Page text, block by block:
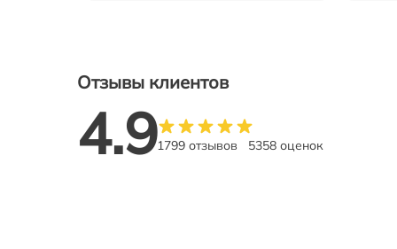
Отзывы клиентов
4.91799 отзывов 5358 оценок